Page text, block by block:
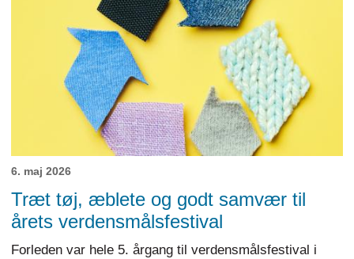
6. maj 2026
Træt tøj, æblete og godt samvær til
årets verdensmålsfestival
Forleden var hele 5. årgang til verdensmålsfestival i